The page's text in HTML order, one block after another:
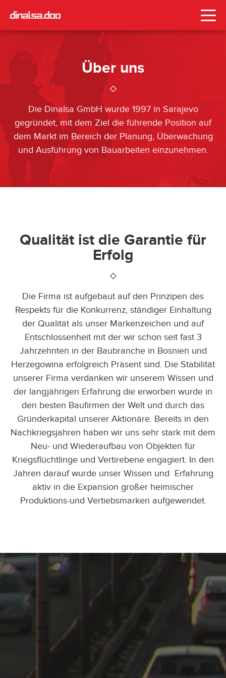
Über uns
Die Dinalsa GmbH wurde 1997 in Sarajevo
gegründet, mit dem Ziel die führende Position auf
dem Markt im Bereich der Planung, Überwachung
und Ausführung von Bauarbeiten einzunehmen.
Qualität ist die Garantie für
Erfolg
Die Firma ist aufgebaut auf den Prinzipen des
Respekts für die Konkurrenz, ständiger Einhaltung
der Qualität als unser Markenzeichen und auf
Entschlossenheit mit der wir schon seit fast 3
Jahrzehnten in der Baubranche in Bosnien und
Herzegowina erfolgreich Präsent sind. Die Stabilität
unserer Firma verdanken wir unserem Wissen und
der langjährigen Erfahrung die erworben wurde in
den besten Baufirmen der Welt und durch das
Gründerkapital unserer Aktionäre. Bereits in den
Nachkriegsjahren haben wir uns sehr stark mit dem
Neu- und Wiederaufbau von Objekten für
Kriegsflüchtlinge und Vertirebene engagiert. In den
Jahren darauf wurde unser Wissen und Erfahrung
aktiv in die Expansion großer heimischer
Produktions-und Vertiebsmarken aufgewendet.